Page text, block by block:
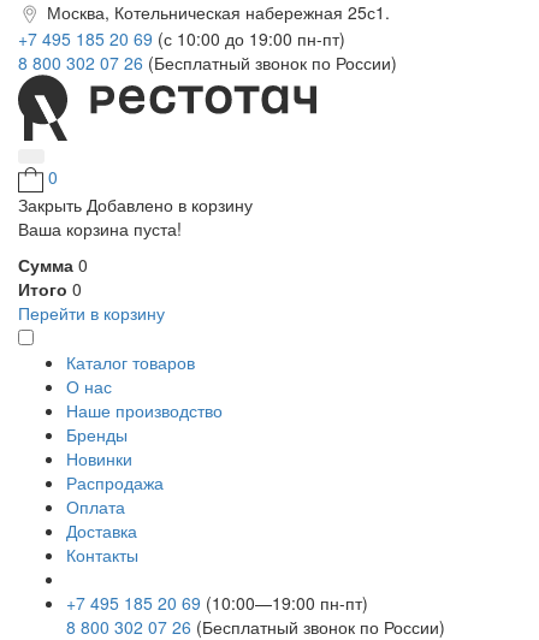
Москва, Котельническая набережная 25с1.
+7 495 185 20 69 (с 10:00 до 19:00 пн-пт)
8 800 302 07 26 (Бесплатный звонок по России)
0
Закрыть Добавлено в корзину
Ваша корзина пуста!
Сумма 0
Итого 0
Перейти в корзину
Каталог товаров
О нас
Наше производство
Бренды
Новинки
Распродажа
Оплата
Доставка
Контакты
+7 495 185 20 69 (10:00—19:00 пн-пт)
8 800 302 07 26 (Бесплатный звонок по России)